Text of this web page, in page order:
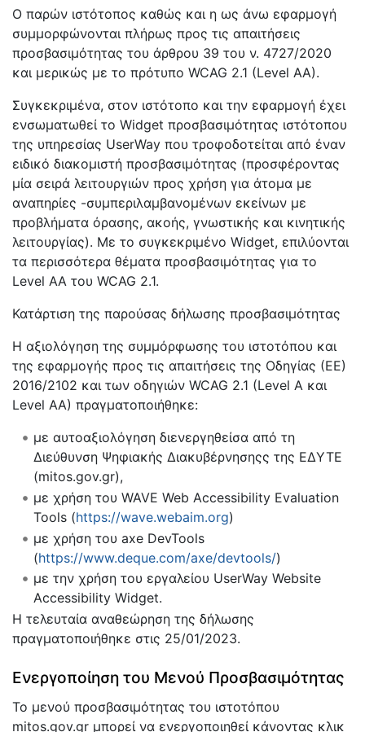
Ο παρών ιστότοπος καθώς και η ως άνω εφαρμογή
συμμορφώνονται πλήρως προς τις απαιτήσεις
προσβασιμότητας του άρθρου 39 του ν. 4727/2020
και μερικώς με το πρότυπο WCAG 2.1 (Level AA).
Συγκεκριμένα, στον ιστότοπο και την εφαρμογή έχει
ενσωματωθεί το Widget προσβασιμότητας ιστότοπου
της υπηρεσίας UserWay που τροφοδοτείται από έναν
ειδικό διακομιστή προσβασιμότητας (προσφέροντας
μία σειρά λειτουργιών προς χρήση για άτομα με
αναπηρίες -συμπεριλαμβανομένων εκείνων με
προβλήματα όρασης, ακοής, γνωστικής και κινητικής
λειτουργίας). Με το συγκεκριμένο Widget, επιλύονται
τα περισσότερα θέματα προσβασιμότητας για το
Level AA του WCAG 2.1.
Κατάρτιση της παρούσας δήλωσης προσβασιμότητας
Η αξιολόγηση της συμμόρφωσης του ιστοτόπου και
της εφαρμογής προς τις απαιτήσεις της Οδηγίας (ΕΕ)
2016/2102 και των οδηγιών WCAG 2.1 (Level A και
Level AA) πραγματοποιήθηκε:
με αυτοαξιολόγηση διενεργηθείσα από τη
Διεύθυνση Ψηφιακής Διακυβέρνησηςς της ΕΔΥΤΕ
(mitos.gov.gr),
με χρήση του WAVE Web Accessibility Evaluation
Tools (https://wave.webaim.org)
με χρήση του axe DevTools
(https://www.deque.com/axe/devtools/)
με την χρήση του εργαλείου UserWay Website
Accessibility Widget.
Η τελευταία αναθεώρηση της δήλωσης
πραγματοποιήθηκε στις 25/01/2023.
Ενεργοποίηση του Μενού Προσβασιμότητας
Το μενού προσβασιμότητας του ιστοτόπου
mitos.gov.gr μπορεί να ενεργοποιηθεί κάνοντας κλικ